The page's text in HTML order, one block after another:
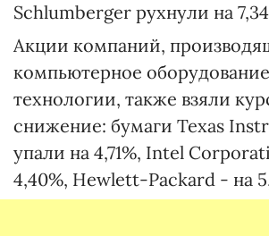
Schlumberger рухнули на
Акции компаний,
компьютерное
технологии, также взяли
снижение: бумаги Texas
упали на 4,71%, Intel
4,40%, Hewlett-Packard - на